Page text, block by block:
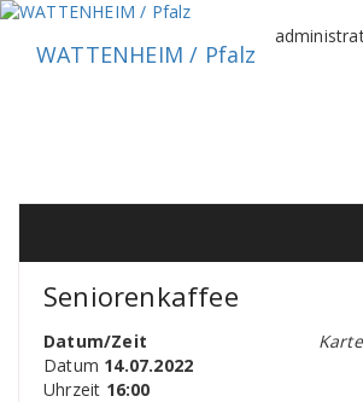
Zum
springenWATTENHEIM / Pfalz
Seniorenkaffee
Datum/Zeit
Datum 14.07.2022
Uhrzeit 16:00